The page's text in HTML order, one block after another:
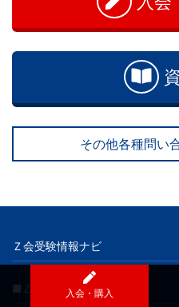
その他各種問い
Ｚ会受験情報ナビ
■Ｚ会の通信教育
入会・購入